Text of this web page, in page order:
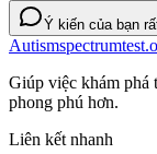
Ý kiến của bạn
Giúp việc khám phá
phong phú hơn.
Liên kết nhanh